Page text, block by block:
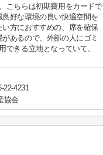
こちらは初期費用をカードで
好な環境の良い快適空間を
方におすすめの、席を確保
あるので、外部の人にゴミ
できる立地となっていて、
22-4231
協会